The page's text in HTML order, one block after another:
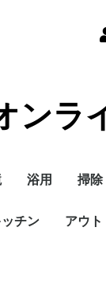
ンラ
浴用 掃除
チン アウ